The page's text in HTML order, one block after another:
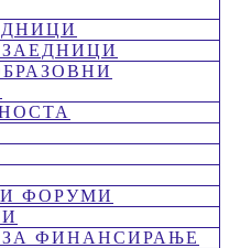
ФОРУМИ
ФИНАНСИРАЊЕ